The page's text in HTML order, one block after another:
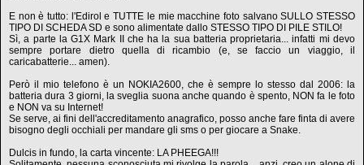
E non è tutto: l'Edirol e TUTTE le mie macchine foto salvano SULLO STESSO
TIPO DI SCHEDA SD e sono alimentate dallo STESSO TIPO DI PILE STILO!
Sì, a parte la G1X Mark II che ha la sua batteria proprietaria... infatti mi devo
sempre portare dietro quella di ricambio (e, se faccio un viaggio, il
caricabatterie... amen).
Però il mio telefono è un NOKIA2600, che è sempre lo stesso dal 2006: la
batteria dura 3 giorni, la sveglia suona anche quando è spento, NON fa le foto
e NON va su Internet!
Se serve, ai fini dell'accreditamento anagrafico, posso anche fare finta di avere
bisogno degli occhiali per mandare gli sms o per giocare a Snake.
Dulcis in fundo, la carta vincente: LA PHEEGA!!!